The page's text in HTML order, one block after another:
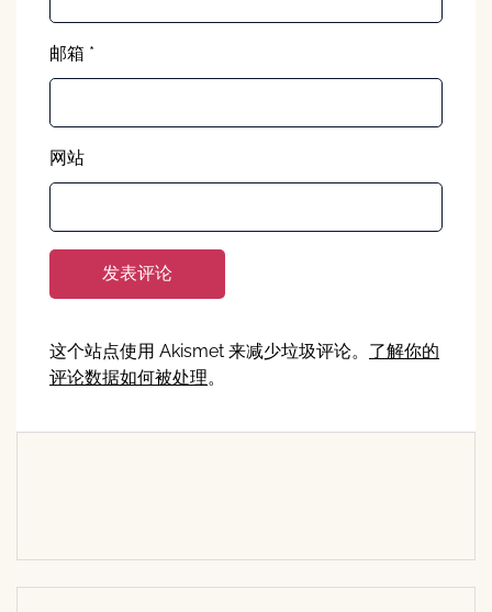
邮箱 *
网站
这个站点使用 Akismet 来减少垃圾评论。 了解你的
评论数据如何被处理。